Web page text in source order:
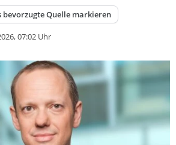
bevorzugte Quelle markieren
07:02 Uhr